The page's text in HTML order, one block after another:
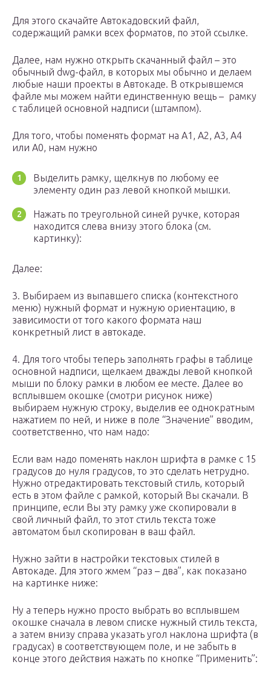
Для этого скачайте Автокадовский файл,
содержащий рамки всех форматов, по этой ссылке.
Далее, нам нужно открыть скачанный файл – это
обычный dwg-файл, в которых мы обычно и делаем
любые наши проекты в Автокаде. В открывшемся
файле мы можем найти единственную вещь – рамку
с таблицей основной надписи (штампом).
Для того, чтобы поменять формат на A1, A2, А3, А4
или А0, нам нужно
Выделить рамку, щелкнув по любому ее
элементу один раз левой кнопкой мышки.
Нажать по треугольной синей ручке, которая
находится слева внизу этого блока (см.
картинку):
Далее:
3. Выбираем из выпавшего списка (контекстного
меню) нужный формат и нужную ориентацию, в
зависимости от того какого формата наш
конкретный лист в автокаде.
4. Для того чтобы теперь заполнять графы в таблице
основной надписи, щелкаем дважды левой кнопкой
мыши по блоку рамки в любом ее месте. Далее во
всплывшем окошке (смотри рисунок ниже)
выбираем нужную строку, выделив ее однократным
нажатием по ней, и ниже в поле “Значение” вводим,
соответственно, что нам надо:
Если вам надо поменять наклон шрифта в рамке с 15
градусов до нуля градусов, то это сделать нетрудно.
Нужно отредактировать текстовый стиль, который
есть в этом файле с рамкой, который Вы скачали. В
принципе, если Вы эту рамку уже скопировали в
свой личный файл, то этот стиль текста тоже
автоматом был скопирован в ваш файл.
Нужно зайти в настройки текстовых стилей в
Автокаде. Для этого жмем “раз – два”, как показано
на картинке ниже:
Ну а теперь нужно просто выбрать во всплывшем
окошке сначала в левом списке нужный стиль текста,
а затем внизу справа указать угол наклона шрифта (в
градусах) в соответствующем поле, и не забыть в
конце этого действия нажать по кнопке “Применить”: